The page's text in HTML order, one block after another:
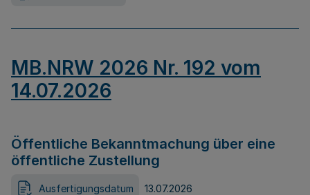
MB.NRW 2026 Nr. 192 vom
14.07.2026
Öffentliche Bekanntmachung über eine
öffentliche Zustellung
Ausfertigungsdatum 13.07.2026